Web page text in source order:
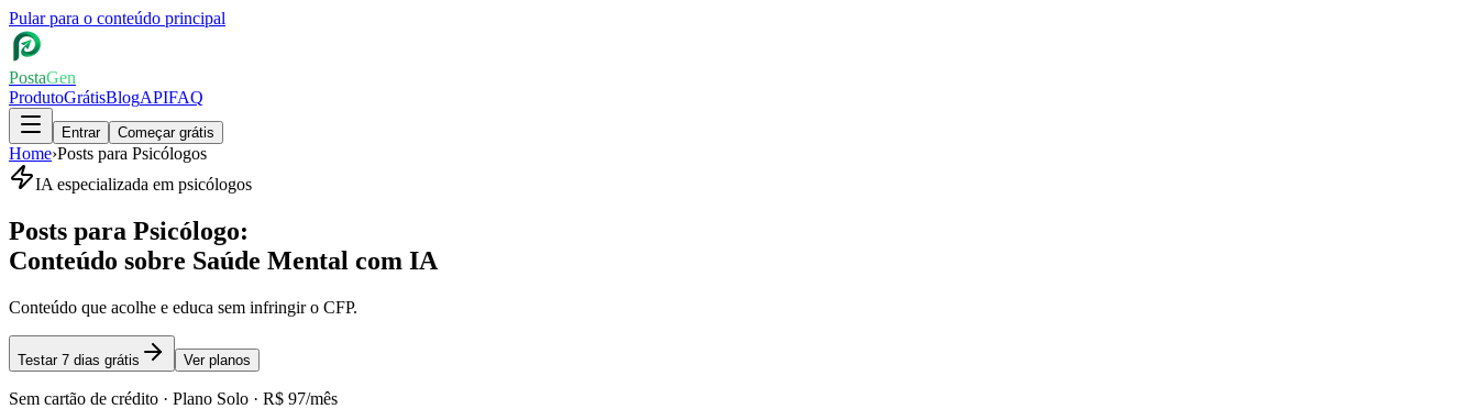
Pular para o conteúdo principal
PostaGen
ProdutoGrátisBlogAPIFAQ
Entrar Começar grátis
Home›Posts para Psicólogos
IA especializada em psicólogos
Posts para Psicólogo:
Conteúdo sobre Saúde Mental com IA
Conteúdo que acolhe e educa sem infringir o CFP.
Testar 7 dias grátis Ver planos
Sem cartão de crédito · Plano Solo · R$ 97/mês